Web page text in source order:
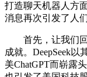
打造聊天机器人方
消息再次引发了人
首先，让我们回
成就。DeepSeek
美ChatGPT而崭露